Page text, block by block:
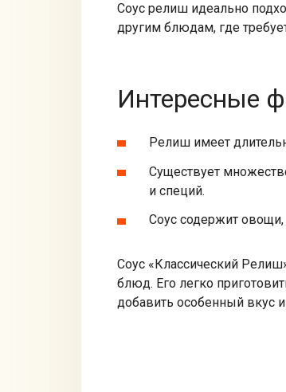
Соус релиш идеально
другим блюдам, где
Интересные
Релиш имеет
Существует
и специй.
Соус содержит
Соус «Классический
блюд. Его легко
добавить особенный